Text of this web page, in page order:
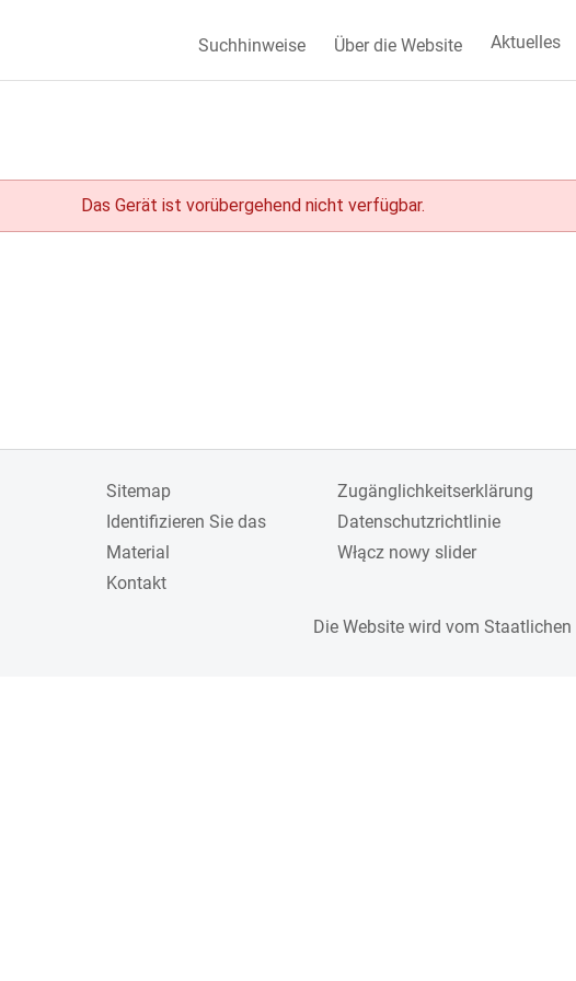
Suchhinweise Über die Website Aktuelles
Das Gerät ist vorübergehend nicht verfügbar.
Sitemap
Identifizieren Sie das
Material
Kontakt
Zugänglichkeitserklärung
Datenschutzrichtlinie
Włącz nowy slider
Die Website wird vom Staatlichen